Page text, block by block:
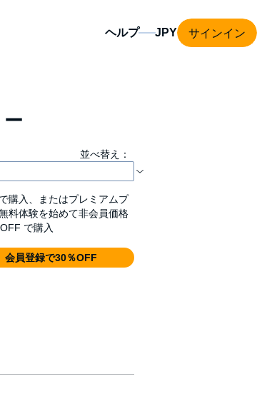
ヘルプ サインイン
並べ替え：
で購入、またはプレミアムプ
料体験を始めて非会員価格
で購入
会員登録で30％OFF